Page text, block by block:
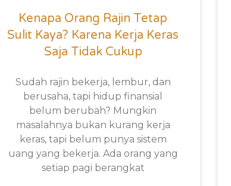
Kenapa Orang Rajin Tetap
Sulit Kaya? Karena Kerja Keras
Saja Tidak Cukup
Sudah rajin bekerja, lembur, dan
berusaha, tapi hidup finansial
belum berubah? Mungkin
masalahnya bukan kurang kerja
keras, tapi belum punya sistem
uang yang bekerja. Ada orang yang
setiap pagi berangkat